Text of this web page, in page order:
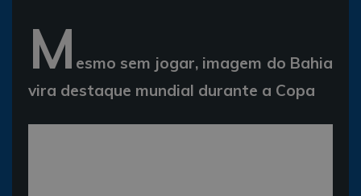
M esmo sem jogar, imagem do Bahia
vira destaque mundial durante a Copa